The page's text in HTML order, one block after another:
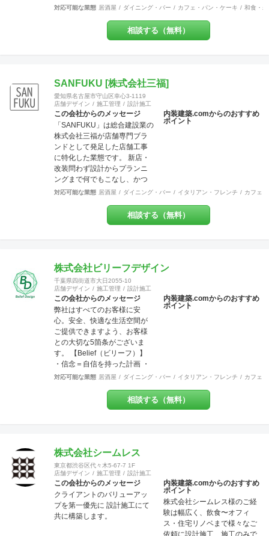
日々心がけております。ご気
いお料理・最高のサービス・
素敵な品揃えに自信あり！そ
を、私たちにお手伝いさせて
ください。
ンション、店舗に渡り様々な
提案力があります。 これまで
には200万〜700万程の開きで
（tenperhide31@icloud.com）
からも承ります。 その他：道
具商 愛知県公安委員会許
可 第542642304700号
対応可能な業態 居酒屋 ダイニング・バー カフェ・パン・ケーキ 和食・
相談する（無料）
SANFUKU [株式会社三福]
愛知県名古屋市守山区幸心3-1119
店舗デザイン
施工管理 設計施工
この会社からのメッセージ
「SANFUKU」は総合建設業の
株式会社三福が店舗専門ブラ
ンドとして発足した店舗工事
に特化した業態です。 新店・
改装問わず設計からプランニ
ングまで何でもこなし、かつ
リーズナブルに、お客様のご
ます。 また内装・外装・外構
などすべての分野でその道の
り前！腕の良さは年数が経て
ば経つほど実感できます。 そ
して、SANFUKUの職人は施工
力だけでなくコミニケーショ
ン力に優れています。 お客様
が安心してオープンできるよ
うきめ細やかな対応を心がけ
ています。
内装建築.comからのおすすめ
ポイント
対応可能な業態 居酒屋 ダイニング・バー イタリアン・フレンチ カフェ
相談する（無料）
株式会社ビリーフデザイン
千葉県四街道市大日2055-10
店舗デザイン
施工管理 設計施工
この会社からのメッセージ
弊社はすべてのお客様に安
心。安全、快適な生活空間が
ご提供できますよう、お客様
との大切な5箇条がございま
す。 【Belief（ビリーフ）】
・信念＝自信を持った計画 ・
信用＝信じて用いる行動 ・信
条＝固く信じて守る約束 ・確
信＝固く信じられる内容
成 またデザインを通じて、関
わる方達との関係の構築 これ
らの要素を持って、設計・施
工・管理を行っております。
お客様のお悩みやご相談には
真摯に向き合い、ご要望を最
大限実現する技術力を提供い
内装建築.comからのおすすめ
ポイント
対応可能な業態 居酒屋 ダイニング・バー イタリアン・フレンチ カフェ
相談する（無料）
株式会社シームレス
東京都渋谷区代々木5-67-7 1F
店舗デザイン
施工管理 設計施工
この会社からのメッセージ
クライアントのバリューアッ
プを第一優先に 設計施工にて
共に構築します。
内装建築.comからのおすすめ
ポイント
株式会社シームレス様のご経
験は幅広く、飲食〜オフィ
ス・住宅リノベまで様々なご